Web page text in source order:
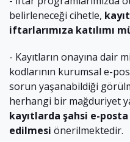
belirleneceği cihetle,
iftarlarımıza katılımı
- Kayıtların onayına dair
kodlarının kurumsal e-
sorun yaşanabildiği
herhangi bir mağduriyet
kayıtlarda şahsi e-
edilmesi önerilmektedir.